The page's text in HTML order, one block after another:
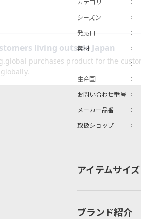
カテゴリ
シーズン
発売日
素材
生産国
お問い合わせ番号
メーカー品番
取扱ショップ
アイテムサイズ
ブランド紹介